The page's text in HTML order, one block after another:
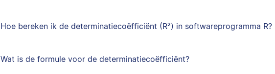
Hoe bereken ik de determinatiecoëfficiënt (R²) in softwareprogramma R?
Wat is de formule voor de determinatiecoëfficiënt?